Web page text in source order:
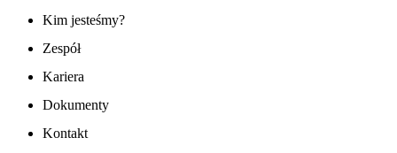
Kim jesteśmy?
Zespół
Kariera
Dokumenty
Kontakt